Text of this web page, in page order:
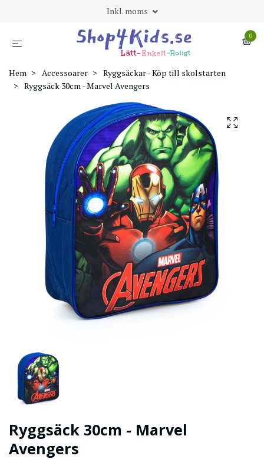
Inkl. moms
0
Hem Accessoarer
Ryggsäckar - Köp till skolstarten
Ryggsäck 30cm - Marvel Avengers
Ryggsäck 30cm - Marvel
Avengers